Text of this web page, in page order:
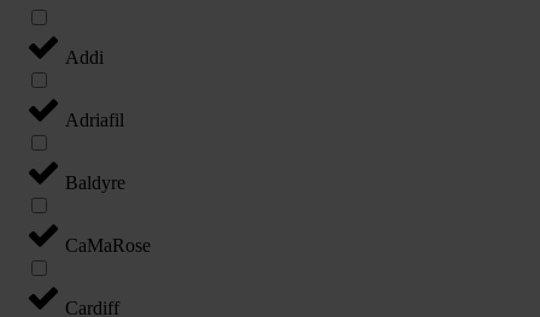
Addi
Adriafil
Baldyre
CaMaRose
Cardiff